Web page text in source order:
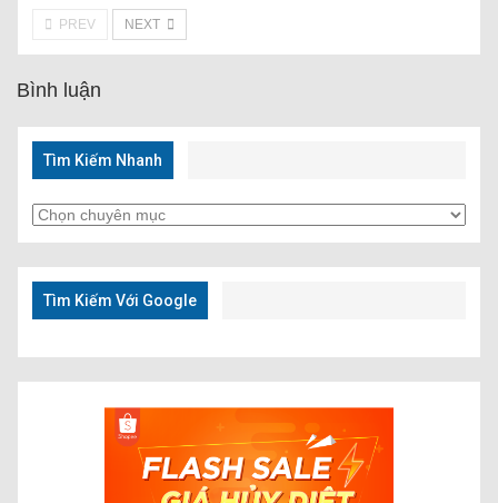
PREV NEXT
Bình luận
Tìm Kiếm Nhanh
Tìm
Kiếm
Nhanh
Tìm Kiếm Với Google